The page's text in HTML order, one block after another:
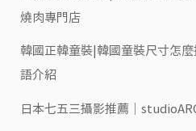
燒肉專門店
韓國正韓童裝|韓國童裝尺寸怎
語介紹
日本七五三攝影推薦｜